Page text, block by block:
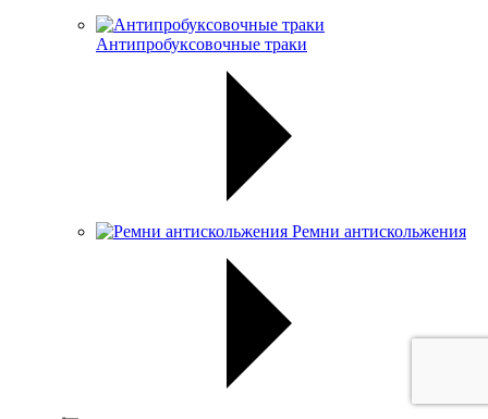
Антипробуксовочные траки
Ремни антискольжения